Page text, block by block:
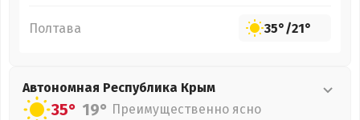
Полтава 35°/21°
Автономная Республика Крым
35° 19° Преимущественно ясно